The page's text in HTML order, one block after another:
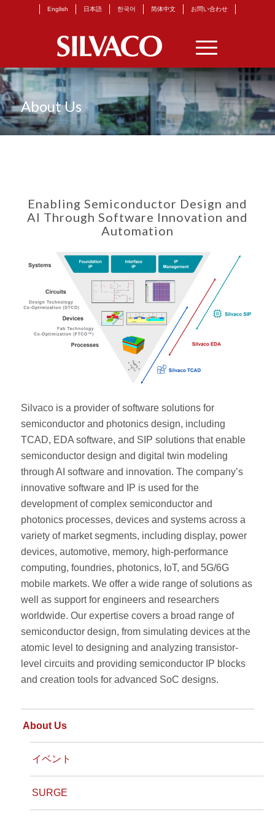
English 日本語 한국어 简体中文 お問い合わせ
About Us
Enabling Semiconductor Design and
AI Through Software Innovation and
Automation
Silvaco is a provider of software solutions for
semiconductor and photonics design, including
TCAD, EDA software, and SIP solutions that enable
semiconductor design and digital twin modeling
through AI software and innovation. The company’s
innovative software and IP is used for the
development of complex semiconductor and
photonics processes, devices and systems across a
variety of market segments, including display, power
devices, automotive, memory, high-performance
computing, foundries, photonics, IoT, and 5G/6G
mobile markets. We offer a wide range of solutions as
well as support for engineers and researchers
worldwide. Our expertise covers a broad range of
semiconductor design, from simulating devices at the
atomic level to designing and analyzing transistor-
level circuits and providing semiconductor IP blocks
and creation tools for advanced SoC designs.
About Us
イベント
SURGE